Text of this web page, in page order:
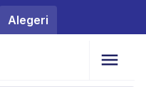
Alegeri